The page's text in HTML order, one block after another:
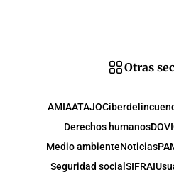
Otras
AMIAATAJO
Derechos humanos
Medio ambienteNoticias
Seguridad social SIFRAI